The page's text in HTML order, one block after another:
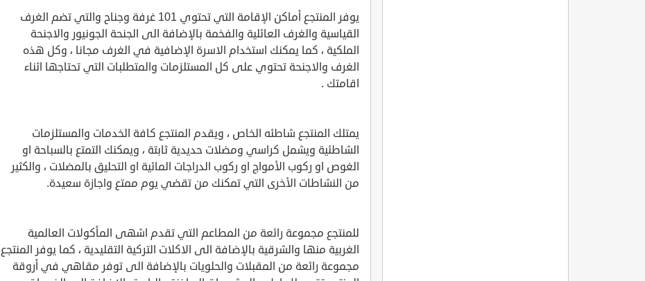
يوفر المنتجع أماكن الإقامة التي تحتوي 101 غرفة وجناح والتي تضم الغرف
القياسية والغرف العائلية والفخمة بالإضافة الى الجنحة الجونيور والاجنحة
الملكية ، كما يمكنك استخدام الاسرة الإضافية في الغرف مجانا ، وكل هذه
الغرف والاجنحة تحتوي على كل المستلزمات والمتطلبات التي تحتاجها اثناء
اقامتك .
يمتلك المنتجع شاطئه الخاص ، ويقدم المنتجع كافة الخدمات والمستلزمات
الشاطئية ويشمل كراسي ومضلات حديدية ثابتة ، ويمكنك التمتع بالسباحة او
الغوص او ركوب الأمواج او ركوب الدراجات المائية او التحليق بالمضلات ، والكثير
من النشاطات الأخرى التي تمكنك من تقضي يوم ممتع واجازة سعيدة.
للمنتجع مجموعة رائعة من المطاعم التي تقدم اشهى المأكولات العالمية
الغربية منها والشرقية بالإضافة الى الاكلات التركية التقليدية ، كما يوفر المنتجع
مجموعة رائعة من المقبلات والحلويات بالإضافة الى توفر مقاهي في أروقة